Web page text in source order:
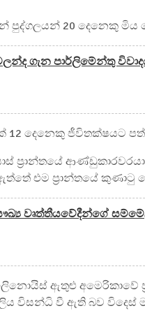
පුද්ගලයන් 20 දෙනෙකු මිය
ගැන පාර්ලිමේන්තු
12 දෙනෙකු ජීවිතක්ෂයට
ප්‍රාන්තයේ
එම ප්‍රාන්තයේ කුණාටු
වෘත්තීයවේදීන්ගේ
ඇතුළු අමෙරිකාවේ
විසන්ධි වී ඇති බව විදෙස්